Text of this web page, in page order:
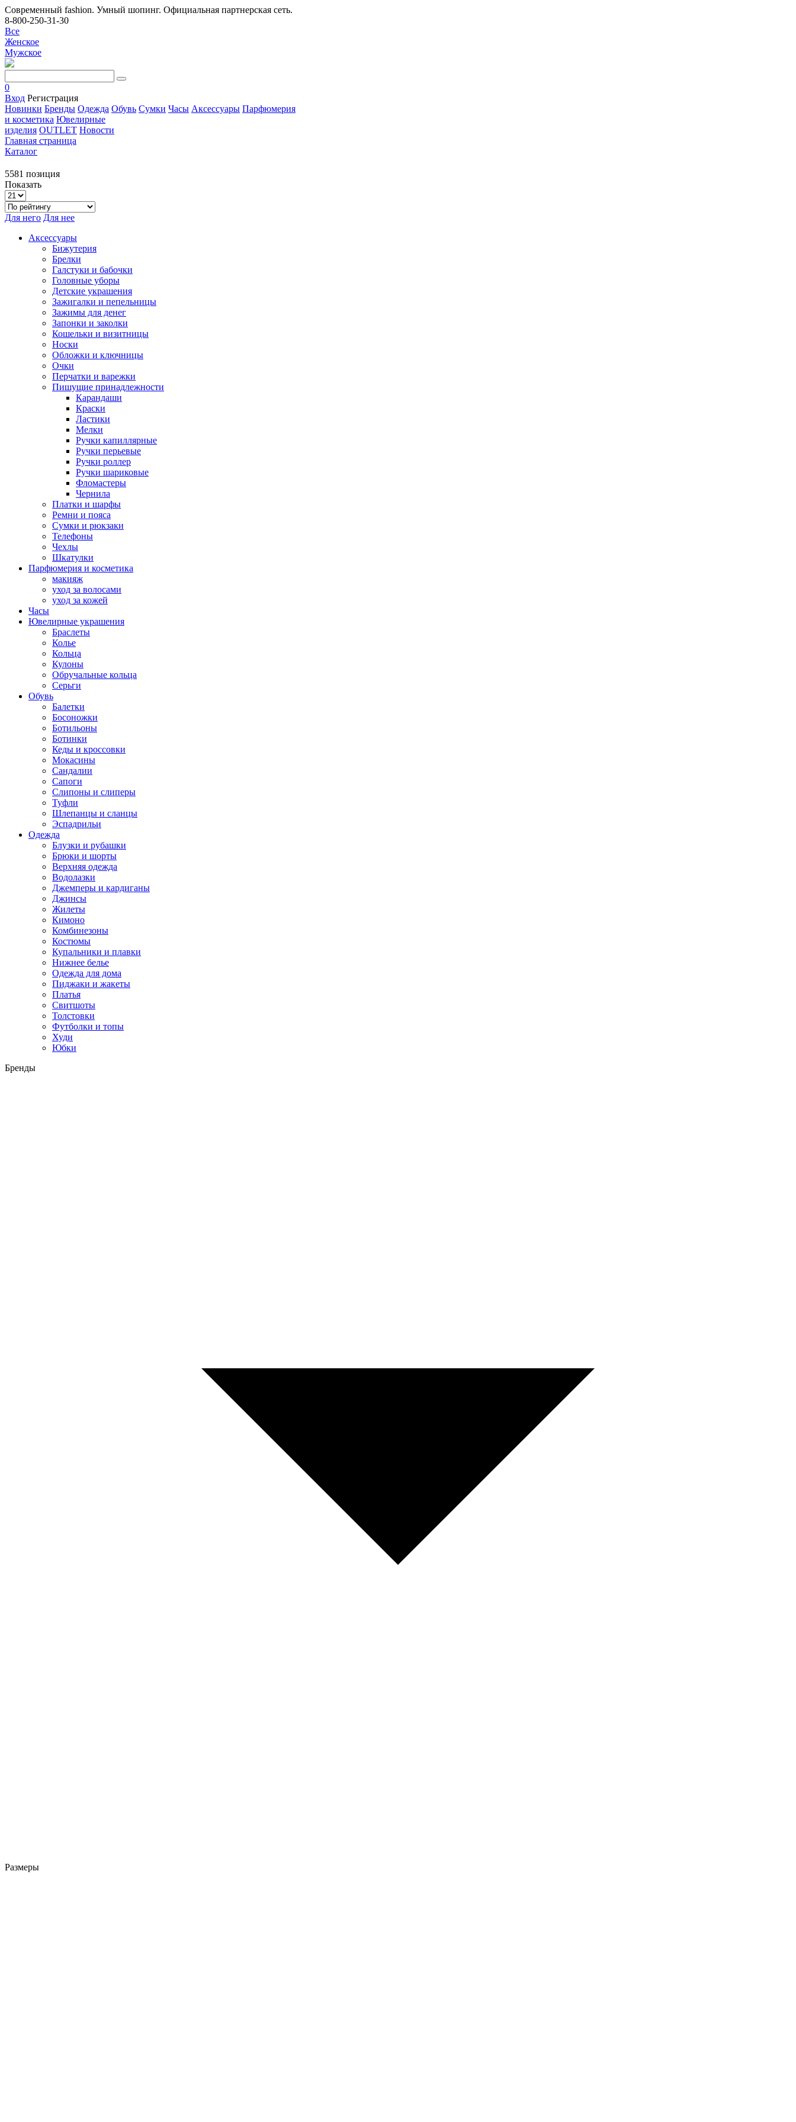
Современный fashion. Умный шопинг. Официальная партнерская сеть.
8-800-250-31-30
Все
Женское
Мужское
0
Вход Регистрация
Новинки Бренды Одежда Обувь Сумки Часы Аксессуары Парфюмерия
и косметика Ювелирные
изделия OUTLET Новости
Главная страница
Каталог
5581 позиция
Показать
Для него Для нее
Аксессуары
Бижутерия
Брелки
Галстуки и бабочки
Головные уборы
Детские украшения
Зажигалки и пепельницы
Зажимы для денег
Запонки и заколки
Кошельки и визитницы
Носки
Обложки и ключницы
Очки
Перчатки и варежки
Пишущие принадлежности
Карандаши
Краски
Ластики
Мелки
Ручки капиллярные
Ручки перьевые
Ручки роллер
Ручки шариковые
Фломастеры
Чернила
Платки и шарфы
Ремни и пояса
Сумки и рюкзаки
Телефоны
Чехлы
Шкатулки
Парфюмерия и косметика
макияж
уход за волосами
уход за кожей
Часы
Ювелирные украшения
Браслеты
Колье
Кольца
Кулоны
Обручальные кольца
Серьги
Обувь
Балетки
Босоножки
Ботильоны
Ботинки
Кеды и кроссовки
Мокасины
Сандалии
Сапоги
Слипоны и слиперы
Туфли
Шлепанцы и сланцы
Эспадрильи
Одежда
Блузки и рубашки
Брюки и шорты
Верхняя одежда
Водолазки
Джемперы и кардиганы
Джинсы
Жилеты
Кимоно
Комбинезоны
Костюмы
Купальники и плавки
Нижнее белье
Одежда для дома
Пиджаки и жакеты
Платья
Свитшоты
Толстовки
Футболки и топы
Худи
Юбки
Бренды
Размеры